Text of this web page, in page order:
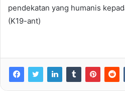
pendekatan yang humanis
(K19-ant)